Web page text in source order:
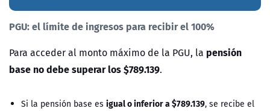
PGU: el límite de ingresos para recibir el 100%
Para acceder al monto máximo de la PGU, la pensión
base no debe superar los $789.139.
Si la pensión base es igual o inferior a $789.139, se recibe el